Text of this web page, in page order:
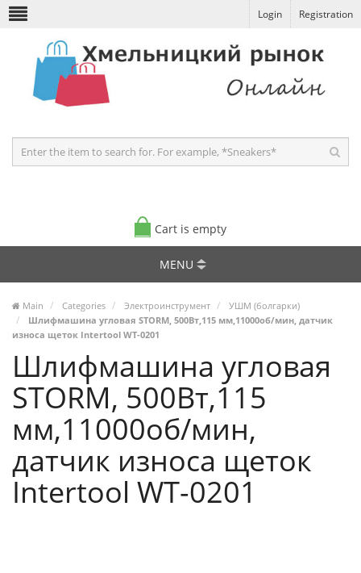
Login Registration
Cart is empty
MENU
Main Categories Электроинструмент
УШМ (болгарки)
Шлифмашина угловая STORM, 500Вт,115 мм,11000об/мин, датчик
износа щеток Intertool WT-0201
Шлифмашина угловая
STORM, 500Вт,115
мм,11000об/мин,
датчик износа щеток
Intertool WT-0201